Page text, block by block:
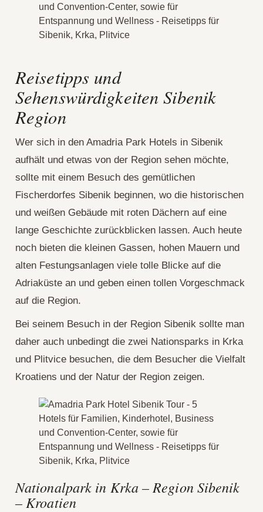
Reisetipps und
Sehenswürdigkeiten Sibenik
Region
Wer sich in den Amadria Park Hotels in Sibenik
aufhält und etwas von der Region sehen möchte,
sollte mit einem Besuch des gemütlichen
Fischerdorfes Sibenik beginnen, wo die historischen
und weißen Gebäude mit roten Dächern auf eine
lange Geschichte zurückblicken lassen. Auch heute
noch bieten die kleinen Gassen, hohen Mauern und
alten Festungsanlagen viele tolle Blicke auf die
Adriaküste an und geben einen tollen Vorgeschmack
auf die Region.
Bei seinem Besuch in der Region Sibenik sollte man
daher auch unbedingt die zwei Nationsparks in Krka
und Plitvice besuchen, die dem Besucher die Vielfalt
Kroatiens und der Natur der Region zeigen.
Nationalpark in Krka – Region Sibenik
– Kroatien